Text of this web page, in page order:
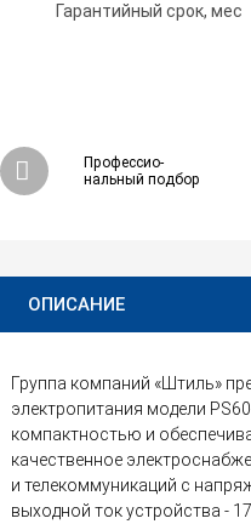
Гарантийный срок, мес
Профессио-
нальный подбор
ОПИСАНИЕ
Группа компаний «Штиль»
электропитания модели
компактностью и
качественное
и телекоммуникаций с
выходной ток устройства -